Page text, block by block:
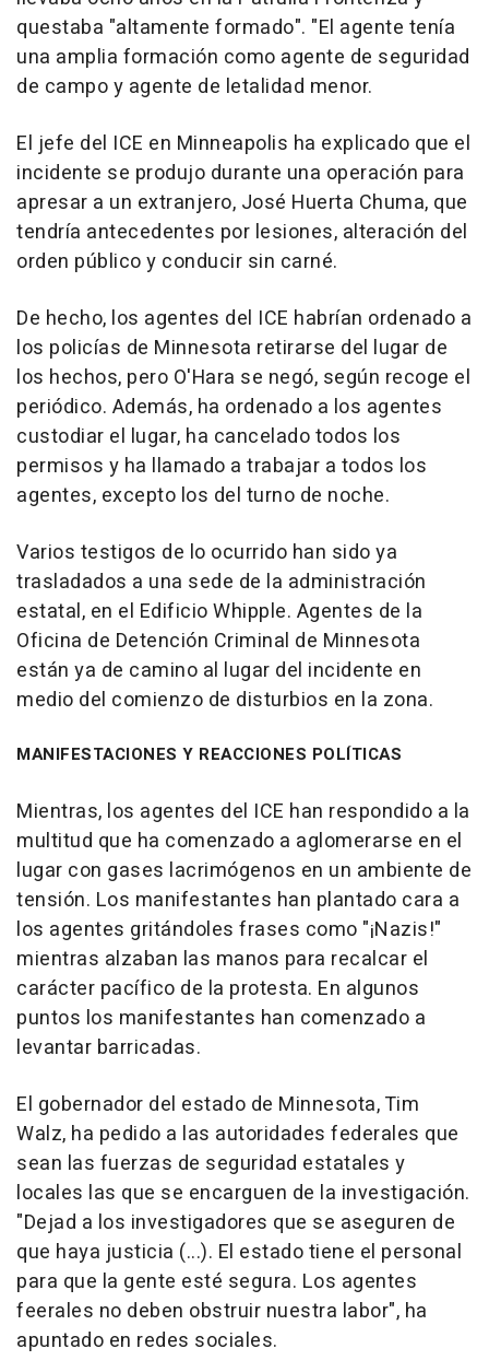
questaba "altamente formado". "El agente tenía
una amplia formación como agente de seguridad
de campo y agente de letalidad menor.
El jefe del ICE en Minneapolis ha explicado que el
incidente se produjo durante una operación para
apresar a un extranjero, José Huerta Chuma, que
tendría antecedentes por lesiones, alteración del
orden público y conducir sin carné.
De hecho, los agentes del ICE habrían ordenado a
los policías de Minnesota retirarse del lugar de
los hechos, pero O'Hara se negó, según recoge el
periódico. Además, ha ordenado a los agentes
custodiar el lugar, ha cancelado todos los
permisos y ha llamado a trabajar a todos los
agentes, excepto los del turno de noche.
Varios testigos de lo ocurrido han sido ya
trasladados a una sede de la administración
estatal, en el Edificio Whipple. Agentes de la
Oficina de Detención Criminal de Minnesota
están ya de camino al lugar del incidente en
medio del comienzo de disturbios en la zona.
MANIFESTACIONES Y REACCIONES POLÍTICAS
Mientras, los agentes del ICE han respondido a la
multitud que ha comenzado a aglomerarse en el
lugar con gases lacrimógenos en un ambiente de
tensión. Los manifestantes han plantado cara a
los agentes gritándoles frases como "¡Nazis!"
mientras alzaban las manos para recalcar el
carácter pacífico de la protesta. En algunos
puntos los manifestantes han comenzado a
levantar barricadas.
El gobernador del estado de Minnesota, Tim
Walz, ha pedido a las autoridades federales que
sean las fuerzas de seguridad estatales y
locales las que se encarguen de la investigación.
"Dejad a los investigadores que se aseguren de
que haya justicia (...). El estado tiene el personal
para que la gente esté segura. Los agentes
feerales no deben obstruir nuestra labor", ha
apuntado en redes sociales.